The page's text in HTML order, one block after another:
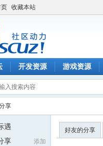
收藏本站
开发资源 游戏资源
享
遇
添加
享
好友的分享